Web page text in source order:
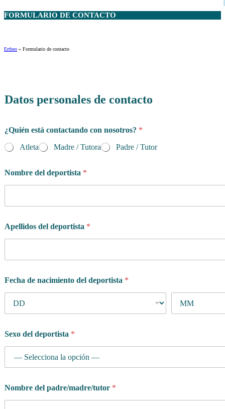
FORMULARIO DE CONTACTO
Ertheo » Formulario de contacto
Datos personales de contacto
¿Quién está contactando con nosotros? *
Atleta
Madre / Tutora Padre / Tutor
Nombre del deportista *
Apellidos del deportista *
Fecha de nacimiento del deportista *
Sexo del deportista *
Nombre del padre/madre/tutor *